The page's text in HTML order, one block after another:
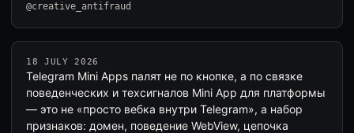
@creative_antifraud
18 JULY 2026
Telegram Mini Apps палят не по кнопке, а по связке
поведенческих и техсигналов Mini App для платформы
— это не «просто вебка внутри Telegram», а набор
признаков: домен, поведение WebView, цепочка